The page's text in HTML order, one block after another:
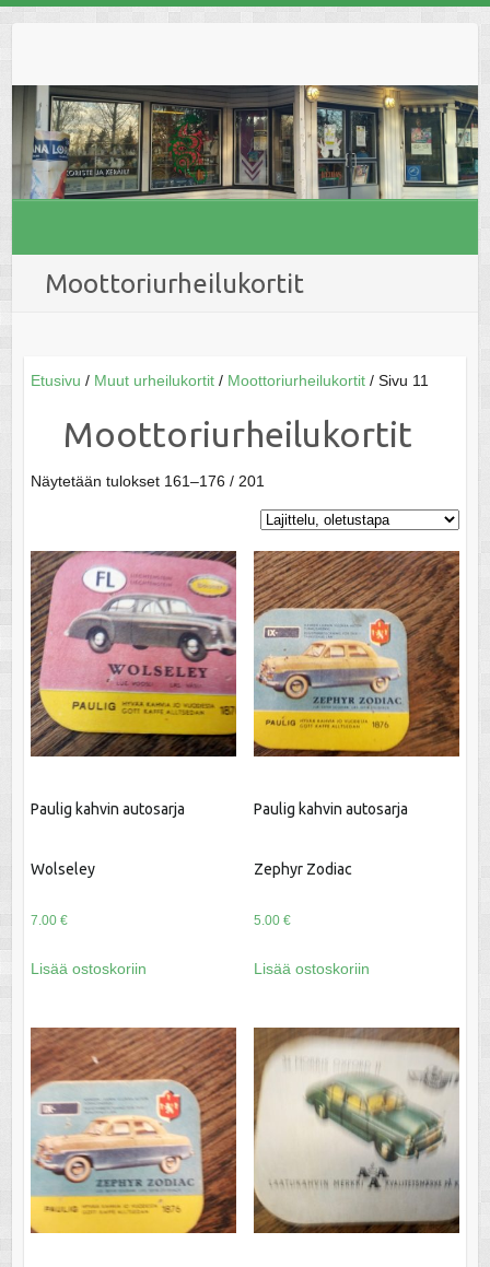
Moottoriurheilukortit
Etusivu / Muut urheilukortit/ Moottoriurheilukortit/ Sivu 11
Moottoriurheilukortit
Näytetään tulokset 161–176 / 201
Paulig kahvin autosarja
Wolseley
7.00 €
Lisää ostoskoriin
Paulig kahvin autosarja
Zephyr Zodiac
5.00 €
Lisää ostoskoriin